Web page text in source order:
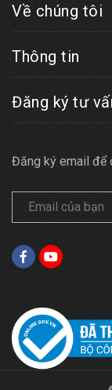
Về chúng tôi
Thông tin
Đăng ký tư
Đăng ký email để